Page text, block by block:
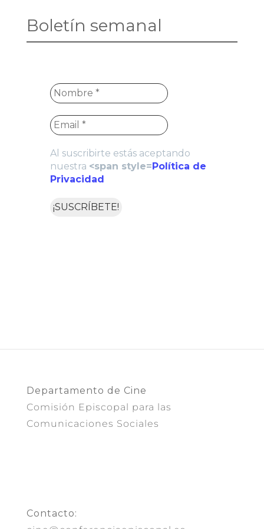
Boletín semanal
Al suscribirte estás aceptando
nuestra <span style=Política de
Privacidad
Departamento de Cine
Comisión Episcopal para las
Comunicaciones Sociales
Contacto: